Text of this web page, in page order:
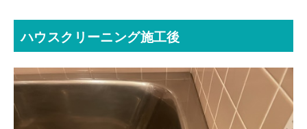
ハウスクリーニング施工後